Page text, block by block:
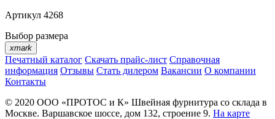
Артикул 4268
Выбор размера
xmark
Печатный каталог Скачать прайс-лист Справочная
информация Отзывы Стать дилером Вакансии О компании
Контакты
© 2020 ООО «ПРОТОС и К» Швейная фурнитура со склада в
Москве. Варшавское шоссе, дом 132, строение 9. На карте